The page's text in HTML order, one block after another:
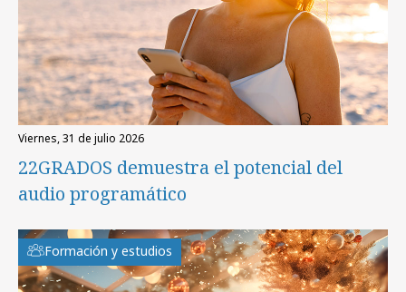
viernes, 31 de julio 2026
22GRADOS demuestra el potencial del
audio programático
Formación y estudios